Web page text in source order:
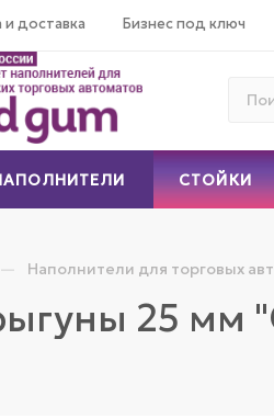
доставка Бизнес под ключ
СТОЙКИ
— Наполнители для торговых
25 мм